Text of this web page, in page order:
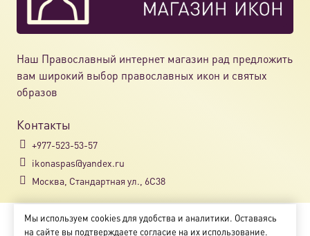
Наш Православный интернет магазин рад предложить
вам широкий выбор православных икон и святых
образов
Контакты
+977-523-53-57
ikonaspas@yandex.ru
Москва, Стандартная ул., 6С38
Copyright © 2018-2025
Мы используем cookies для удобства и аналитики. Оставаясь
на сайте вы подтверждаете согласие на их использование.